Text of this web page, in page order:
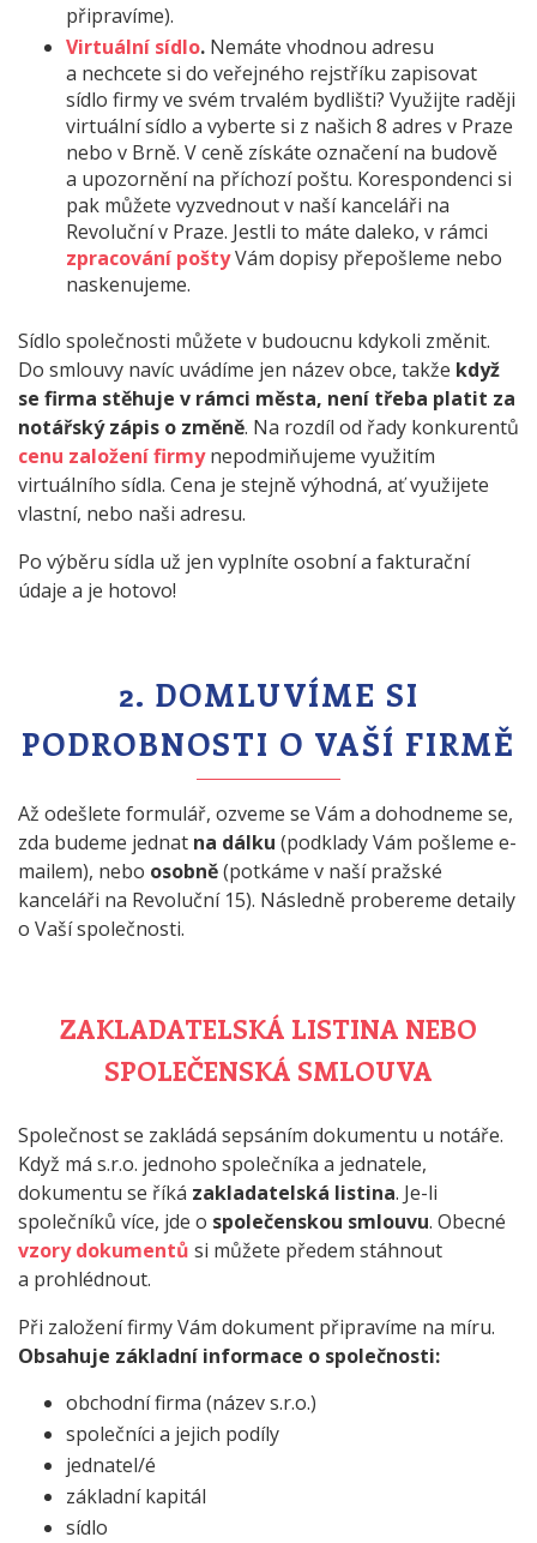
připravíme).
Virtuální sídlo. Nemáte vhodnou adresu
a nechcete si do veřejného rejstříku zapisovat
sídlo firmy ve svém trvalém bydlišti? Využijte raději
virtuální sídlo a vyberte si z našich 8 adres v Praze
nebo v Brně. V ceně získáte označení na budově
a upozornění na příchozí poštu. Korespondenci si
pak můžete vyzvednout v naší kanceláři na
Revoluční v Praze. Jestli to máte daleko, v rámci
zpracování poštyVám dopisy přepošleme nebo
naskenujeme.
Sídlo společnosti můžete v budoucnu kdykoli změnit.
Do smlouvy navíc uvádíme jen název obce, takže když
se firma stěhuje v rámci města, není třeba platit za
notářský zápis o změně. Na rozdíl od řady konkurentů
cenu založení firmynepodmiňujeme využitím
virtuálního sídla. Cena je stejně výhodná, ať využijete
vlastní, nebo naši adresu.
Po výběru sídla už jen vyplníte osobní a fakturační
údaje a je hotovo!
2. DOMLUVÍME SI
PODROBNOSTI O VAŠÍ FIRMĚ
Až odešlete formulář, ozveme se Vám a dohodneme se,
zda budeme jednat na dálku (podklady Vám pošleme e-
mailem), nebo osobně(potkáme v naší pražské
kanceláři na Revoluční 15). Následně probereme detaily
o Vaší společnosti.
ZAKLADATELSKÁ LISTINA NEBO
SPOLEČENSKÁ SMLOUVA
Společnost se zakládá sepsáním dokumentu u notáře.
Když má s.r.o. jednoho společníka a jednatele,
dokumentu se říká zakladatelská listina. Je-li
společníků více, jde o společenskou smlouvu. Obecné
vzory dokumentů si můžete předem stáhnout
a prohlédnout.
Při založení firmy Vám dokument připravíme na míru.
Obsahuje základní informace o společnosti:
obchodní firma (název s.r.o.)
společníci a jejich podíly
jednatel/é
základní kapitál
sídlo